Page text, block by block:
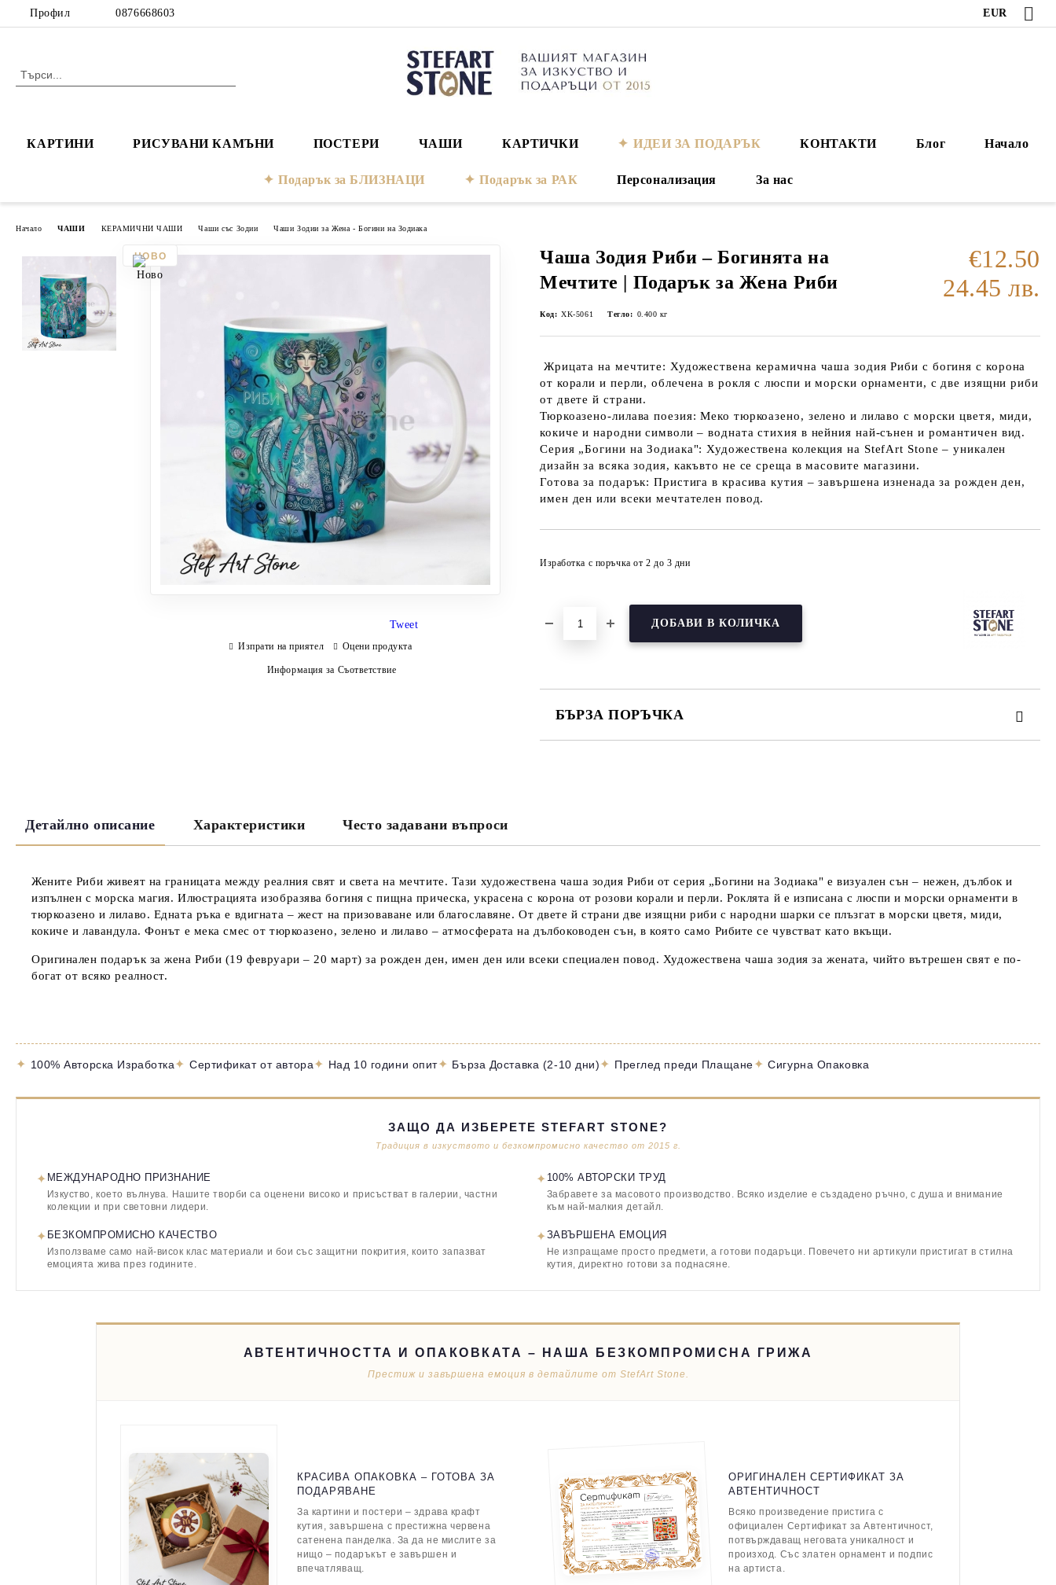
Профил 0876668603 EUR
КАРТИНИ РИСУВАНИ КАМЪНИ ПОСТЕРИ ЧАШИ КАРТИЧКИ ИДЕИ ЗА ПОДАРЪК КОНТАКТИ Блог Начало
Подарък за БЛИЗНАЦИ Подарък за РАК Персонализация За нас
Начало ЧАШИ КЕРАМИЧНИ ЧАШИ Чаши със Зодии Чаши Зодии за Жена - Богини на Зодиака
Чаша Зодия Риби – Богинята на
Мечтите | Подарък за Жена Риби
€12.50
24.45 лв.
Код: XK-5061 Тегло: 0.400 кг
Жрицата на мечтите: Художествена керамична чаша зодия Риби с богиня с корона
от корали и перли, облечена в рокля с люспи и морски орнаменти, с две изящни риби
от двете й страни.
Тюркоазено-лилава поезия: Меко тюркоазено, зелено и лилаво с морски цветя, миди,
кокиче и народни символи – водната стихия в нейния най-сънен и романтичен вид.
Серия „Богини на Зодиака": Художествена колекция на StefArt Stone – уникален
дизайн за всяка зодия, какъвто не се среща в масовите магазини.
Готова за подарък: Пристига в красива кутия – завършена изненада за рожден ден,
имен ден или всеки мечтателен повод.
Изработка с поръчка от 2 до 3 дни
БЪРЗА ПОРЪЧКА
Tweet
Изпрати на приятел Оцени продукта
Информация за Съответствие
Детайлно описание Характеристики Често задавани въпроси
Жените Риби живеят на границата между реалния свят и света на мечтите. Тази художествена чаша зодия Риби от серия „Богини на Зодиака" е визуален сън – нежен, дълбок и
изпълнен с морска магия. Илюстрацията изобразява богиня с пищна прическа, украсена с корона от розови корали и перли. Роклята й е изписана с люспи и морски орнаменти в
тюркоазено и лилаво. Едната ръка е вдигната – жест на призоваване или благославяне. От двете й страни две изящни риби с народни шарки се плъзгат в морски цветя, миди,
кокиче и лавандула. Фонът е мека смес от тюркоазено, зелено и лилаво – атмосферата на дълбоководен сън, в която само Рибите се чувстват като вкъщи.
Оригинален подарък за жена Риби (19 февруари – 20 март) за рожден ден, имен ден или всеки специален повод. Художествена чаша зодия за жената, чийто вътрешен свят е по-
богат от всяко реалност.
✦ 100% Авторска Изработка✦ Сертификат от автора✦ Над 10 години опит✦ Бърза Доставка (2-10 дни)✦ Преглед преди Плащане✦ Сигурна Опаковка
ЗАЩО ДА ИЗБЕРЕТЕ STEFART STONE?
Традиция в изкуството и безкомпромисно качество от 2015 г.
✦ МЕЖДУНАРОДНО ПРИЗНАНИЕ
Изкуство, което вълнува. Нашите творби са оценени високо и присъстват в галерии, частни
колекции и при световни лидери.
✦ 100% АВТОРСКИ ТРУД
Забравете за масовото производство. Всяко изделие е създадено ръчно, с душа и внимание
към най-малкия детайл.
✦ БЕЗКОМПРОМИСНО КАЧЕСТВО
Използваме само най-висок клас материали и бои със защитни покрития, които запазват
емоцията жива през годините.
✦ЗАВЪРШЕНА ЕМОЦИЯ
Не изпращаме просто предмети, а готови подаръци. Повечето ни артикули пристигат в стилна
кутия, директно готови за поднасяне.
АВТЕНТИЧНОСТТА И ОПАКОВКАТА – НАША БЕЗКОМПРОМИСНА ГРИЖА
Престиж и завършена емоция в детайлите от StefArt Stone.
КРАСИВА ОПАКОВКА – ГОТОВА ЗА
ПОДАРЯВАНЕ
За картини и постери – здрава крафт
кутия, завършена с престижна червена
сатенена панделка. За да не мислите за
нищо – подаръкът е завършен и
впечатляващ.
ОРИГИНАЛЕН СЕРТИФИКАТ ЗА
АВТЕНТИЧНОСТ
Всяко произведение пристига с
официален Сертификат за Автентичност,
потвърждаващ неговата уникалност и
произход. Със златен орнамент и подпис
на артиста.